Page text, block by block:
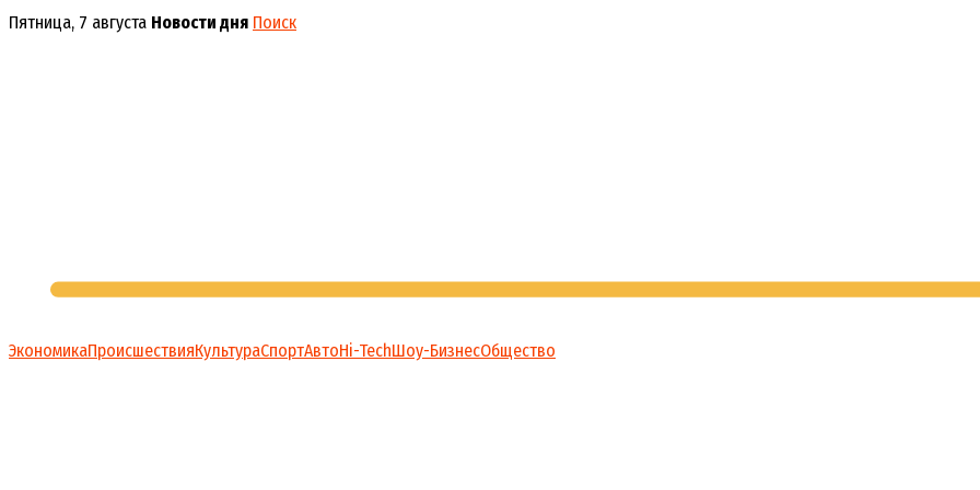
Перейти
Пятница, 7 августа Новости дня Поиск
ЭкономикаПроисшествияКультураСпортАвтоHi-TechШоу-БизнесОбщество